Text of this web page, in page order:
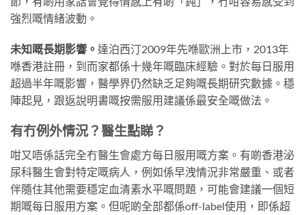
強烈嘅情緒波動。
未知嘅長期影響。 達泊西汀2009年先喺歐洲上市，2013年
喺香港註冊，到而家都係十幾年嘅臨床經驗。對於每日服用
超過半年嘅影響，醫學界仍然缺乏足夠嘅長期研究數據。穩
陣起見，跟返說明書嘅按需服用建議係最安全嘅做法。
有冇例外情況？醫生點睇？
咁又唔係話完全冇醫生會處方每日服用嘅方案。有啲香港泌
尿科醫生會對特定嘅病人，例如係早洩情況非常嚴重、或者
伴隨住其他需要穩定血清素水平嘅問題，可能會建議一個短
期嘅每日服用方案。但呢啲全部都係off-label使用，即係超